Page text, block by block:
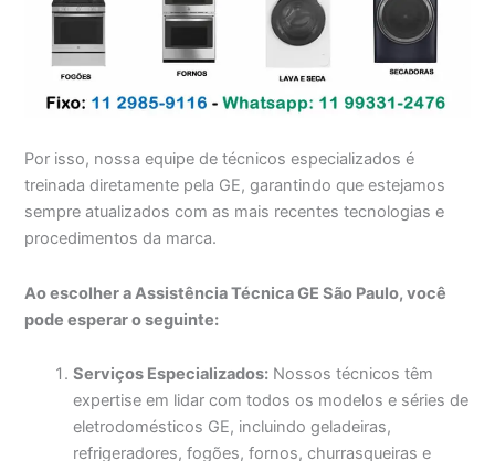
Por isso, nossa equipe de técnicos especializados é
treinada diretamente pela GE, garantindo que estejamos
sempre atualizados com as mais recentes tecnologias e
procedimentos da marca.
Ao escolher a Assistência Técnica GE São Paulo, você
pode esperar o seguinte:
Serviços Especializados: Nossos técnicos têm
expertise em lidar com todos os modelos e séries de
eletrodomésticos GE, incluindo geladeiras,
refrigeradores, fogões, fornos, churrasqueiras e